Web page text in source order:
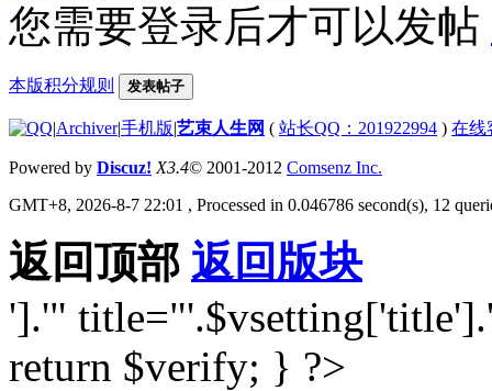
您需要登录后才可以发帖
本版积分规则 发表帖子
|Archiver|手机版|艺束人生网 ( 站长QQ：201922994 ) 在线
Powered by Discuz! X3.4© 2001-2012 Comsenz Inc.
GMT+8, 2026-8-7 22:01 , Processed in 0.046786 second(s), 12
返回顶部 返回版块
'].'"
return $verify; } ?>